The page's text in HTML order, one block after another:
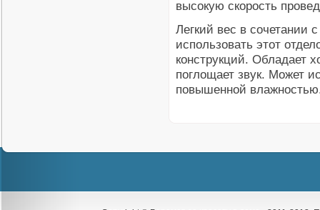
высокую скорость
Легкий вес в сочетании
использовать этот
конструкций. Обладает
поглощает звук. Может
повышенной